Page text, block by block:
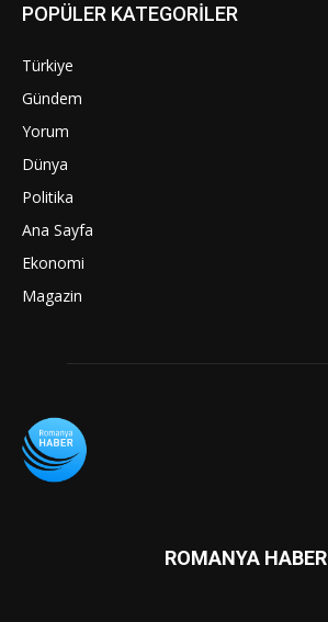
POPÜLER KATEGORİLER
Türkiye
Gündem
Yorum
Dünya
Politika
Ana Sayfa
Ekonomi
Magazin
ROMANYA HABER